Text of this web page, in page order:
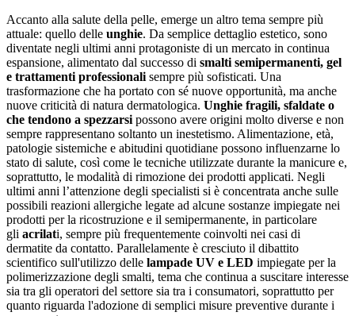
Accanto alla salute della pelle, emerge un altro tema sempre più
attuale: quello delle unghie. Da semplice dettaglio estetico, sono
diventate negli ultimi anni protagoniste di un mercato in continua
espansione, alimentato dal successo di smalti semipermanenti, gel
e trattamenti professionali sempre più sofisticati. Una
trasformazione che ha portato con sé nuove opportunità, ma anche
nuove criticità di natura dermatologica. Unghie fragili, sfaldate o
che tendono a spezzarsi possono avere origini molto diverse e non
sempre rappresentano soltanto un inestetismo. Alimentazione, età,
patologie sistemiche e abitudini quotidiane possono influenzarne lo
stato di salute, così come le tecniche utilizzate durante la manicure e,
soprattutto, le modalità di rimozione dei prodotti applicati. Negli
ultimi anni l’attenzione degli specialisti si è concentrata anche sulle
possibili reazioni allergiche legate ad alcune sostanze impiegate nei
prodotti per la ricostruzione e il semipermanente, in particolare
gli acrilati, sempre più frequentemente coinvolti nei casi di
dermatite da contatto. Parallelamente è cresciuto il dibattito
scientifico sull'utilizzo delle lampade UV e LED impiegate per la
polimerizzazione degli smalti, tema che continua a suscitare interesse
sia tra gli operatori del settore sia tra i consumatori, soprattutto per
quanto riguarda l'adozione di semplici misure preventive durante i